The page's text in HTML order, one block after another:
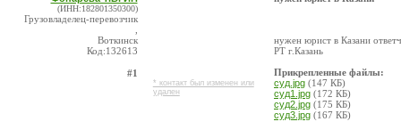
(ИНН:182801350300)
Грузовладелец-перевозчик
Воткинск
Код:132613
#1
* контакт был изменен или
удален
нужен юрист в Казани
РТ г.Казань
Прикрепленные файлы:
суд.jpg (147 КБ)
суд1.jpg (172 КБ)
суд2.jpg (175 КБ)
суд3.jpg (167 КБ)